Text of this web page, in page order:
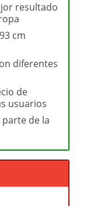
resultado
cm
diferentes
de
usuarios
de la